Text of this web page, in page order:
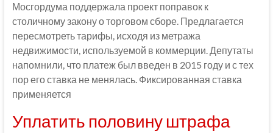
Мосгордума поддержала проект поправок к
столичному закону о торговом сборе. Предлагается
пересмотреть тарифы, исходя из метража
недвижимости, используемой в коммерции. Депутаты
напомнили, что платеж был введен в 2015 году и с тех
пор его ставка не менялась. Фиксированная ставка
применяется
Уплатить половину штрафа